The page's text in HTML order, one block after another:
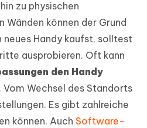
zu physischen
Wänden können der Grund
neues Handy kaufst, solltest
ausprobieren. Oft kann
den Handy
. Vom Wechsel des Standorts
Es gibt zahlreiche
können. Auch Software-